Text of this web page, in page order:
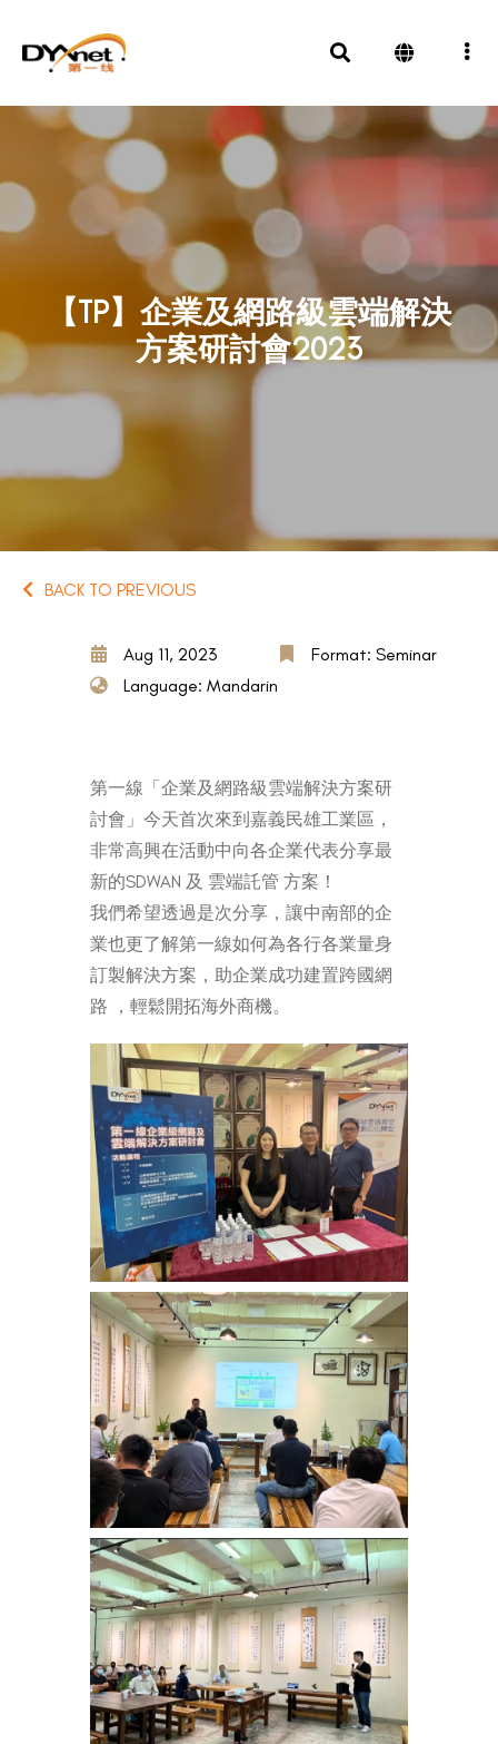
【TP】企業及網路級雲端解決
方案研討會2023
BACK TO PREVIOUS
Aug 11, 2023
Language: Mandarin
Format: Seminar
第一線「企業及網路級雲端解決方案研
討會」今天首次來到嘉義民雄工業區，
非常高興在活動中向各企業代表分享最
新的SDWAN 及 雲端託管 方案！
我們希望透過是次分享，讓中南部的企
業也更了解第一線如何為各行各業量身
訂製解決方案，助企業成功建置跨國網
路 ，輕鬆開拓海外商機。